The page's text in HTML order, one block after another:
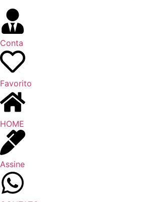
Conta
Favorito
HOME
Assine